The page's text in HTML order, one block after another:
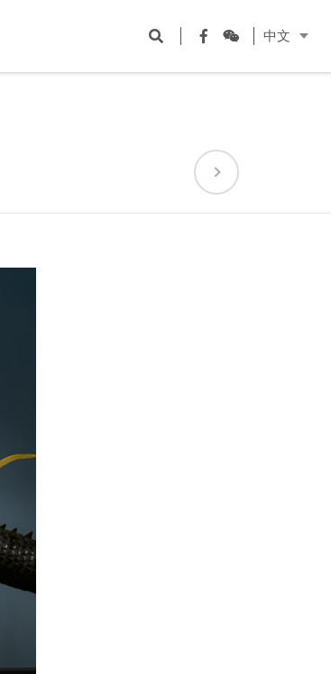
Facebook
WeChat
中文